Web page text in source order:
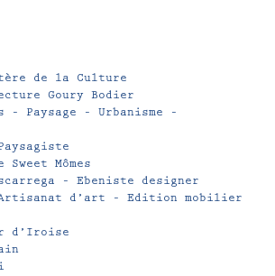
de la Culture
Goury Bodier
– Paysage – Urbanisme –
Mômes
– Ebeniste designer
d’art – Edition mobilier
d’Iroise